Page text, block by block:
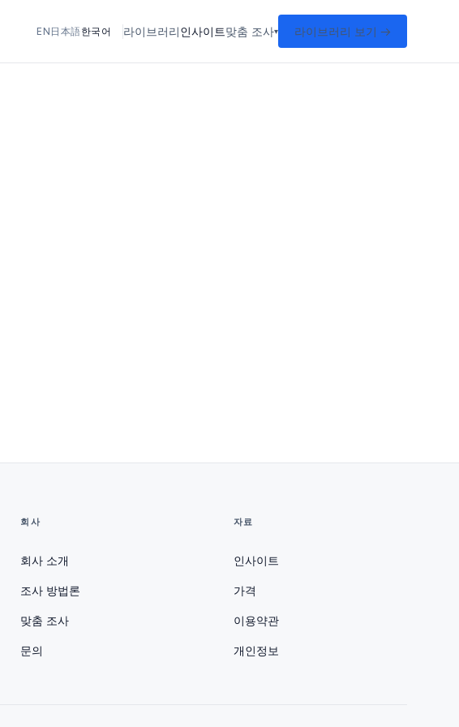
EN 日本語한국어 라이브러리인사이트맞춤 조사 라이브러리 보기 →
회사
회사 소개
조사 방법론
맞춤 조사
문의
자료
인사이트
가격
이용약관
개인정보